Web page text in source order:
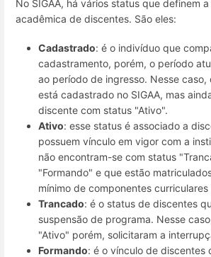
No SIGAA, há vários status que definem
acadêmica de discentes. São eles:
Cadastrado: é o indivíduo que
cadastramento, porém, o período
ao período de ingresso. Nesse caso,
está cadastrado no SIGAA, mas
discente com status "Ativo".
Ativo: esse status é associado a
possuem vínculo em vigor com a
não encontram-se com status
"Formando" e que estão
mínimo de componentes curriculares
Trancado: é o status de discentes
suspensão de programa. Nesse
"Ativo" porém, solicitaram a
Formando: é o vínculo de discentes